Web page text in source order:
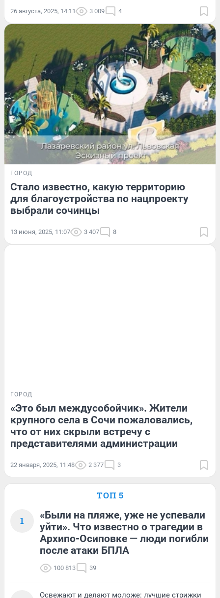
26 августа, 2025, 14:11 3 009 4
ГОРОД
Стало известно, какую территорию
для благоустройства по нацпроекту
выбрали сочинцы
13 июня, 2025, 11:07 3 407 8
ГОРОД
«Это был междусобойчик». Жители
крупного села в Сочи пожаловались,
что от них скрыли встречу с
представителями администрации
22 января, 2025, 11:48 2 377 3
ТОП 5
1
«Были на пляже, уже не успевали
уйти». Что известно о трагедии в
Архипо-Осиповке — люди погибли
после атаки БПЛА
100 813 39
Освежают и делают моложе: лучшие стрижки